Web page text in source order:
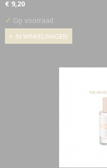
€ 9,20
✓ Op voorraad
IN WINKELWAGEN